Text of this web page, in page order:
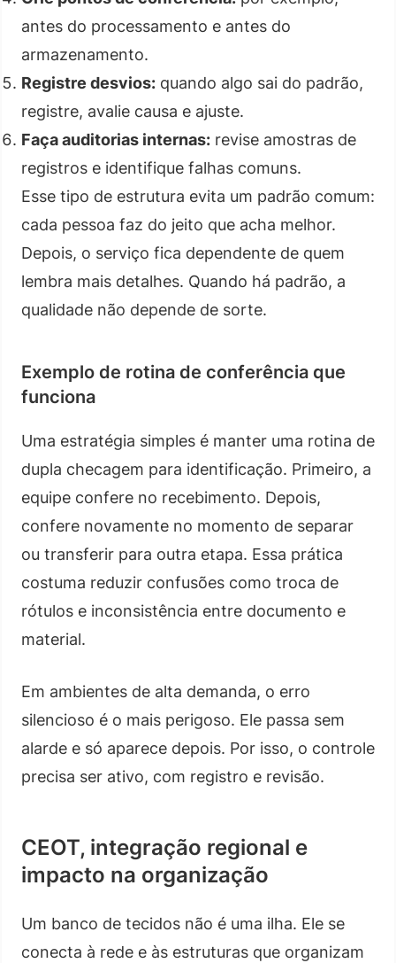
antes do processamento e antes do
armazenamento.
Registre desvios: quando algo sai do padrão,
registre, avalie causa e ajuste.
Faça auditorias internas: revise amostras de
registros e identifique falhas comuns.
Esse tipo de estrutura evita um padrão comum:
cada pessoa faz do jeito que acha melhor.
Depois, o serviço fica dependente de quem
lembra mais detalhes. Quando há padrão, a
qualidade não depende de sorte.
Exemplo de rotina de conferência que
funciona
Uma estratégia simples é manter uma rotina de
dupla checagem para identificação. Primeiro, a
equipe confere no recebimento. Depois,
confere novamente no momento de separar
ou transferir para outra etapa. Essa prática
costuma reduzir confusões como troca de
rótulos e inconsistência entre documento e
material.
Em ambientes de alta demanda, o erro
silencioso é o mais perigoso. Ele passa sem
alarde e só aparece depois. Por isso, o controle
precisa ser ativo, com registro e revisão.
CEOT, integração regional e
impacto na organização
Um banco de tecidos não é uma ilha. Ele se
conecta à rede e às estruturas que organizam